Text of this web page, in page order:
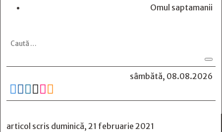
Omul saptamanii
sâmbătă, 08.08.2026
     
articol scris duminică, 21 februarie 2021